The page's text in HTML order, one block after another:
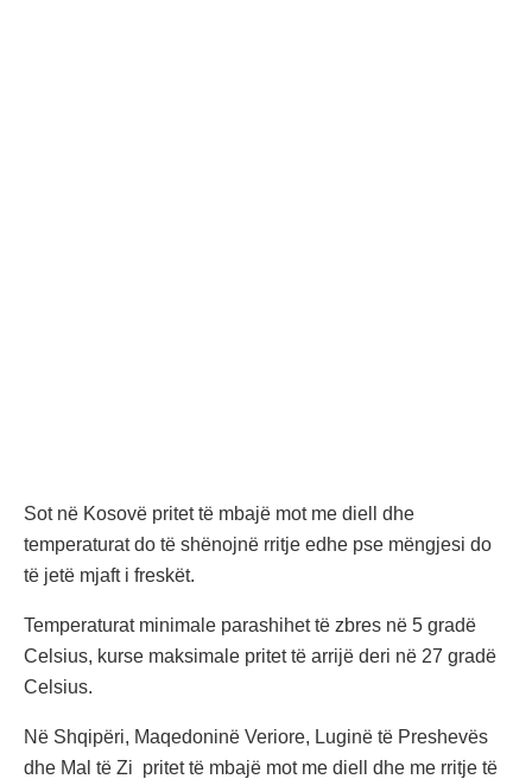
Sot në Kosovë pritet të mbajë mot me diell dhe
temperaturat do të shënojnë rritje edhe pse mëngjesi do
të jetë mjaft i freskët.
Temperaturat minimale parashihet të zbres në 5 gradë
Celsius, kurse maksimale pritet të arrijë deri në 27 gradë
Celsius.
Në Shqipëri, Maqedoninë Veriore, Luginë të Preshevës
dhe Mal të Zi pritet të mbajë mot me diell dhe me rritje të